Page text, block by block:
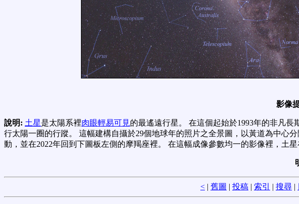
影像
說明: 土星是太陽系裡肉眼輕易可見的最遙遠行星。 在這個起始於1993年的非凡
行太陽一圈的行蹤。 這幅建構自攝於29個地球年的照片之全景圖，以黃道為中心
動，並在2022年回到下圖板左側的摩羯座裡。 在這幅成像參數均一的影像裡，土
< | 舊圖 | 投稿 | 索引 | 搜尋 |